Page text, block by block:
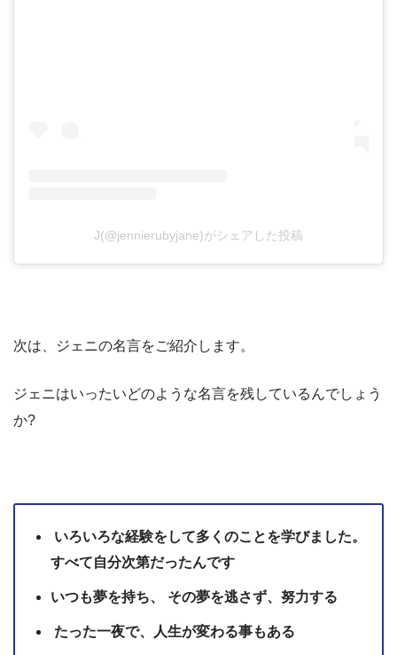
J(@jennierubyjane)がシェアした投稿
次は、ジェニの名言をご紹介します。
ジェニはいったいどのような名言を残しているんでしょう
か?
いろいろな経験をして多くのことを学びました。
すべて自分次第だったんです
いつも夢を持ち、 その夢を逃さず、努力する
たった一夜で、人生が変わる事もある